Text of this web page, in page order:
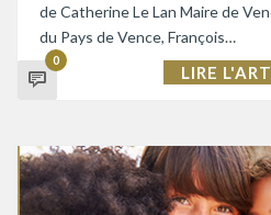
de Catherine Le Lan Maire de
du Pays de Vence, François…
0
LIRE